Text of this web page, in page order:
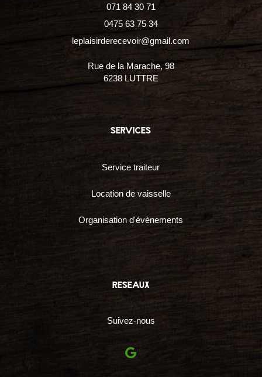
071 84 30 71
0475 63 75 34
leplaisirderecevoir@gmail.com
Rue de la Marache, 98
6238 LUTTRE
services
Service traiteur
Location de vaisselle
Organisation d'évènements
reseaux
Suivez-nous